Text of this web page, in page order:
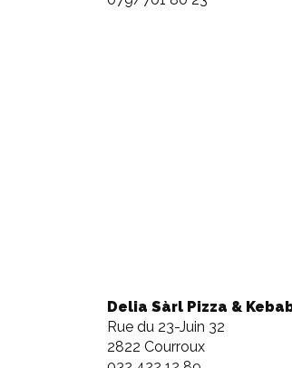
Delia Sàrl Pizza &
Rue du 23-Juin 32
2822 Courroux